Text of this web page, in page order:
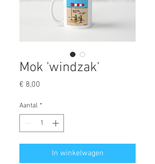
Mok 'windzak'
€ 8,00
Aantal *
In winkelwagen